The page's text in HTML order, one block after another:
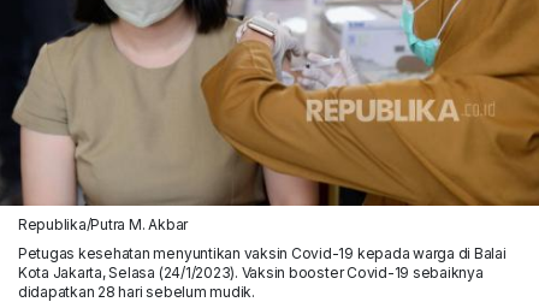
Republika/Putra M. Akbar
Petugas kesehatan menyuntikan vaksin Covid-19 kepada warga di Balai
Kota Jakarta, Selasa (24/1/2023). Vaksin booster Covid-19 sebaiknya
didapatkan 28 hari sebelum mudik.